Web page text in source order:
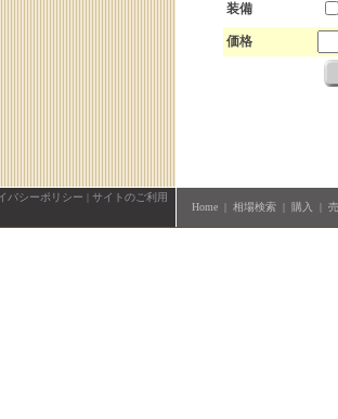
装備
価格
バシーポリシー | サイトのご利用
Home| 相場検索| 購入 |